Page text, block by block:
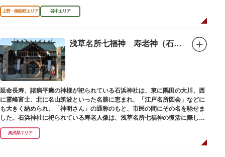
がら、ゆっくりと一日散策が楽しめるコースになっています。
上野・御徒町エリア 谷中エリア
浅草名所七福神 寿老神（石浜神社）
延命長寿、諸病平癒の神様が祀られている石浜神社は、東に隅田の大川、西
に霊峰富士、北に名山筑波といった名勝に恵まれ、「江戸名所図会」などに
も大きく納められ、「神明さん」の通称のもと、市民の間にその名を馳せま
した。石浜神社に祀られている寿老人像は、浅草名所七福神の復活に際し、
延命長寿の神として奉安されたものです。
奥浅草エリア